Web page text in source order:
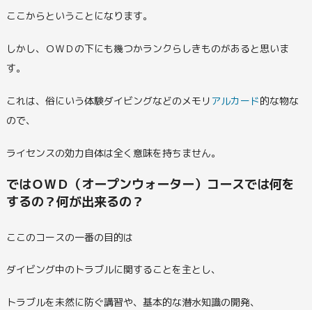
ここからということになります。
しかし、ＯＷＤの下にも幾つかランクらしきものがあると思いま
す。
これは、俗にいう体験ダイビングなどのメモリ アルカード的な物な
ので、
ライセンスの効力自体は全く意味を持ちません。
ではＯＷＤ（オープンウォーター）コースでは何を
するの？何が出来るの？
ここのコースの一番の目的は
ダイビング中のトラブルに関することを主とし、
トラブルを未然に防ぐ講習や、基本的な潜水知識の開発、